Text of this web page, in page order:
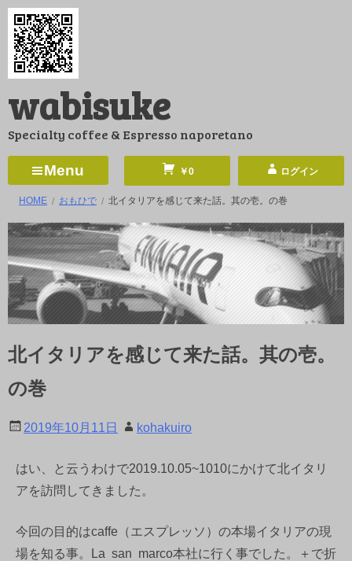
コ
ン
ツ
ス
ッ
wabisuke
Specialty coffee & Espresso naporetano
Menu ￥0 ログイン
HOME おもひで 北イタリアを感じて来た話。其の壱。の巻
北イタリアを感じて来た話。其の壱。
の巻
2019年10月11日 kohakuiro
はい、と云うわけで2019.10.05~1010にかけて北イタリ
アを訪問してきました。
今回の目的はcaffe（エスプレッソ）の本場イタリアの現
場を知る事。La san marco本社に行く事でした。＋で折